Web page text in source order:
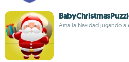
Ama la Navidad jugando a